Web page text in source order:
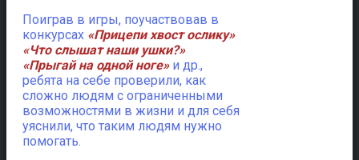
Поиграв в игры, поучаствовав в
конкурсах «Прицепи хвост ослику»
«Что слышат наши ушки?»
«Прыгай на одной ноге»и др.,
ребята на себе проверили, как
сложно людям с ограниченными
возможностями в жизни и для себя
уяснили, что таким людям нужно
помогать.